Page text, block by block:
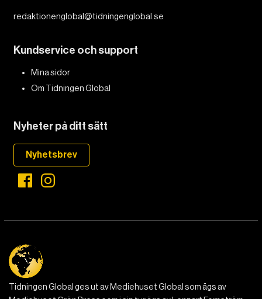
redaktionenglobal@tidningenglobal.se
Kundservice och support
Mina sidor
Om Tidningen Global
Nyheter på ditt sätt
Nyhetsbrev
Tidningen Global ges ut av Mediehuset Global som ägs av